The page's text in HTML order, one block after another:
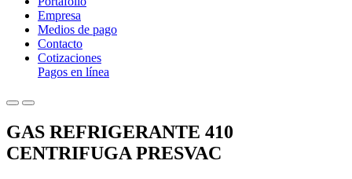
Empresa
Medios de pago
Contacto
Cotizaciones
Pagos en línea
GAS REFRIGERANTE 410
CENTRIFUGA PRESVAC